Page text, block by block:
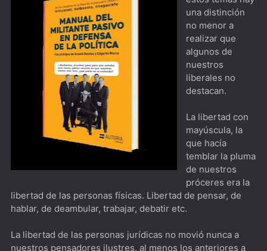
Santa Evita [****] Jefa Espiritual de la Nación
1883Donde caiga la flecha...
1923Yellowstone pero con Harrison Ford al frente
Argentina, 1985 [****] Indispensable verla junto a una o
un testigo de la época
El Gerente [***] Este año te quiero ver...
The Bear [***] Ambiente laboral al horno
The West Wing [*****] Hablemos de política mientras
Dimension 404 [***] Para los nostálgicos de La
The Playlist [****] Spotify desde todo punto de vista
una distinción
no menor a
realizar que
algunos de
nuestros
liberales no
destacan.
La libertad con
mayúscula, la
que hacía
temblar la pluma
de nuestros
próceres era la
libertad de las personas físicas. Libertad de pensar, de
hablar, de deambular, trabajar, debatir etc.
La libertad de las personas jurídicas no movió nunca a
nuestros pensadores ilustres, al menos los anteriores a